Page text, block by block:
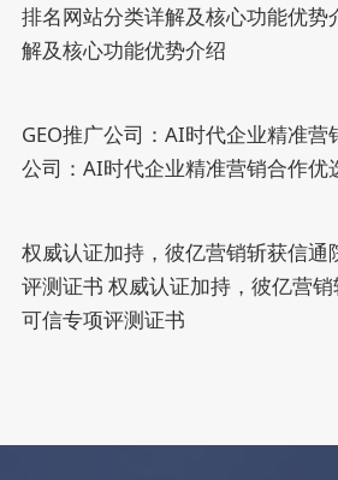
排名网站分类详解及核心功能优势
解及核心功能优势介绍
GEO推广公司：AI时代企业精准营
公司：AI时代企业精准营销合作优
权威认证加持，彼亿营销斩获信通
评测证书 权威认证加持，彼亿营
可信专项评测证书